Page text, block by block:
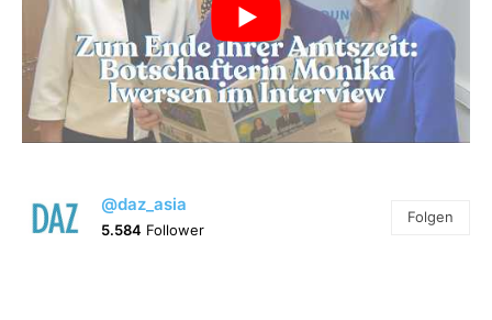
@daz_asia
5.584 Follower
Folgen